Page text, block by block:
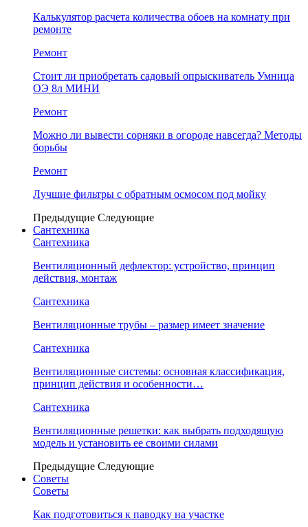
Калькулятор расчета количества обоев на комнату при
ремонте
Ремонт
Стоит ли приобретать садовый опрыскиватель Умница
ОЭ 8л МИНИ
Ремонт
Можно ли вывести сорняки в огороде навсегда? Методы
борьбы
Ремонт
Лучшие фильтры с обратным осмосом под мойку
Предыдущие Следующие
Сантехника
Сантехника
Вентиляционный дефлектор: устройство, принцип
действия, монтаж
Сантехника
Вентиляционные трубы – размер имеет значение
Сантехника
Вентиляционные системы: основная классификация,
принцип действия и особенности…
Сантехника
Вентиляционные решетки: как выбрать подходящую
модель и установить ее своими силами
Предыдущие Следующие
Советы
Советы
Как подготовиться к паводку на участке